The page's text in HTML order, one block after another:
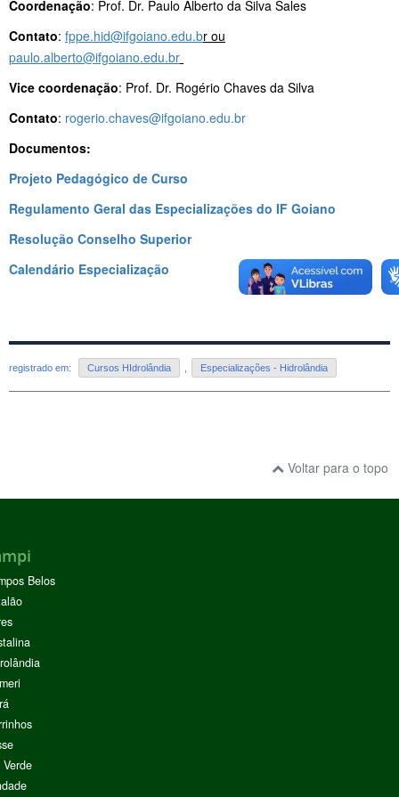
Coordenação: Prof. Dr. Paulo Alberto da Silva Sales
Contato: fppe.hid@ifgoiano.edu.br ou
paulo.alberto@ifgoiano.edu.br
Vice coordenação: Prof. Dr. Rogério Chaves da Silva
Contato: rogerio.chaves@ifgoiano.edu.br
Documentos:
Projeto Pedagógico de Curso
Regulamento Geral das Especializações do IF Goiano
Resolução Conselho Superior
Calendário Especialização
registrado em: Cursos HIdrolândia Especializações - Hidrolândia
Voltar para o topo
Belos